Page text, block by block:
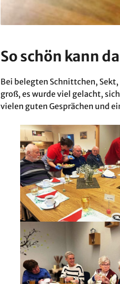
So schön kann
Bei belegten Schnittchen,
groß, es wurde viel gelacht,
vielen guten Gesprächen und